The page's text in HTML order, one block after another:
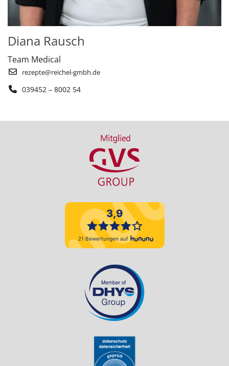
Diana Rausch
Team Medical
rezepte@reichel-gmbh.de
039452 – 8002 54